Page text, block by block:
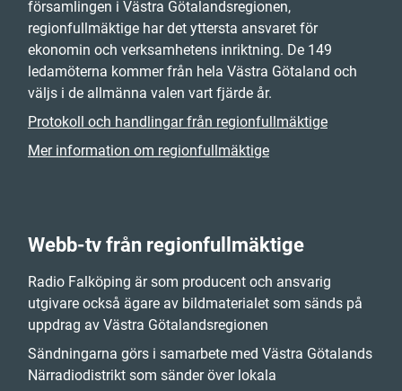
församlingen i Västra Götalandsregionen,
regionfullmäktige har det yttersta ansvaret för
ekonomin och verksamhetens inriktning. De 149
ledamöterna kommer från hela Västra Götaland och
väljs i de allmänna valen vart fjärde år.
Protokoll och handlingar från regionfullmäktige
Mer information om regionfullmäktige
Webb-tv från regionfullmäktige
Radio Falköping är som producent och ansvarig
utgivare också ägare av bildmaterialet som sänds på
uppdrag av Västra Götalandsregionen
Sändningarna görs i samarbete med Västra Götalands
Närradiodistrikt som sänder över lokala